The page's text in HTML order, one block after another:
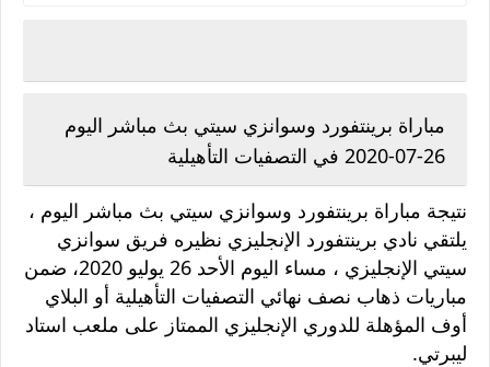
مباراة برينتفورد وسوانزي سيتي بث مباشر اليوم
26-07-2020 في التصفيات التأهيلية
نتيجة مباراة برينتفورد وسوانزي سيتي بث مباشر اليوم ،
يلتقي نادي برينتفورد الإنجليزي نظيره فريق سوانزي
سيتي الإنجليزي ، مساء اليوم الأحد 26 يوليو 2020، ضمن
مباريات ذهاب نصف نهائي التصفيات التأهيلية أو البلاي
أوف المؤهلة للدوري الإنجليزي الممتاز على ملعب استاد
ليبرتي.